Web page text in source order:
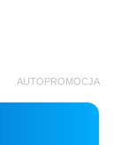
AUTOPROMOCJA